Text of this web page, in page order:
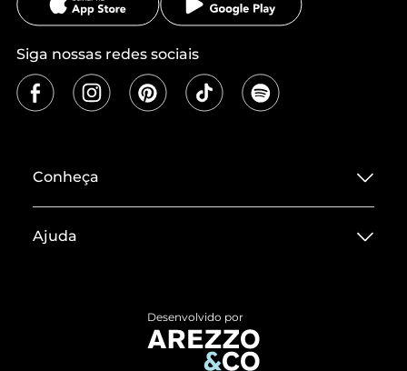
Siga nossas redes sociais
Conheça
Termos de Uso
ZZ MALL é confiável
Ajuda
Devolução do Produto
Desenvolvido por